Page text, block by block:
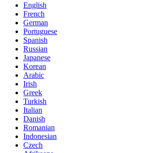
English
French
German
Portuguese
Spanish
Russian
Japanese
Korean
Arabic
Irish
Greek
Turkish
Italian
Danish
Romanian
Indonesian
Czech